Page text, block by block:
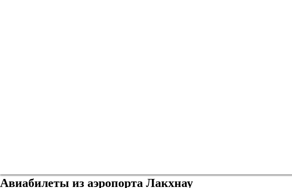
Авиабилеты из аэропорта Лакхнау